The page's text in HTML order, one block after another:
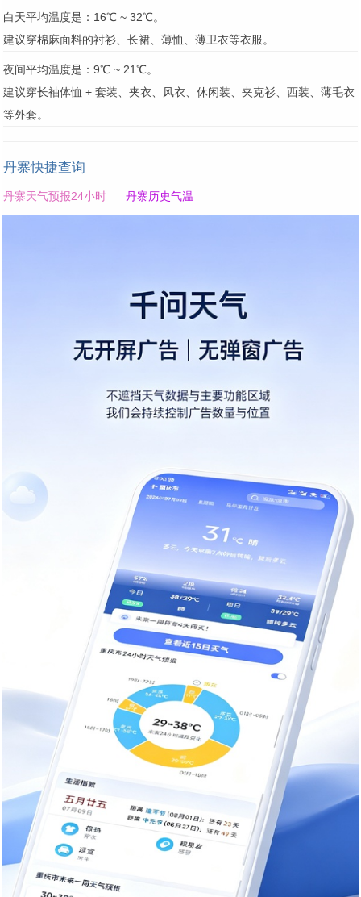
白天平均温度是：16℃ ~ 32℃。
建议穿棉麻面料的衬衫、长裙、薄恤、薄卫衣等衣服。
夜间平均温度是：9℃ ~ 21℃。
建议穿长袖体恤 + 套装、夹衣、风衣、休闲装、夹克衫、西装、薄毛衣
等外套。
丹寨快捷查询
丹寨天气预报24小时 丹寨历史气温